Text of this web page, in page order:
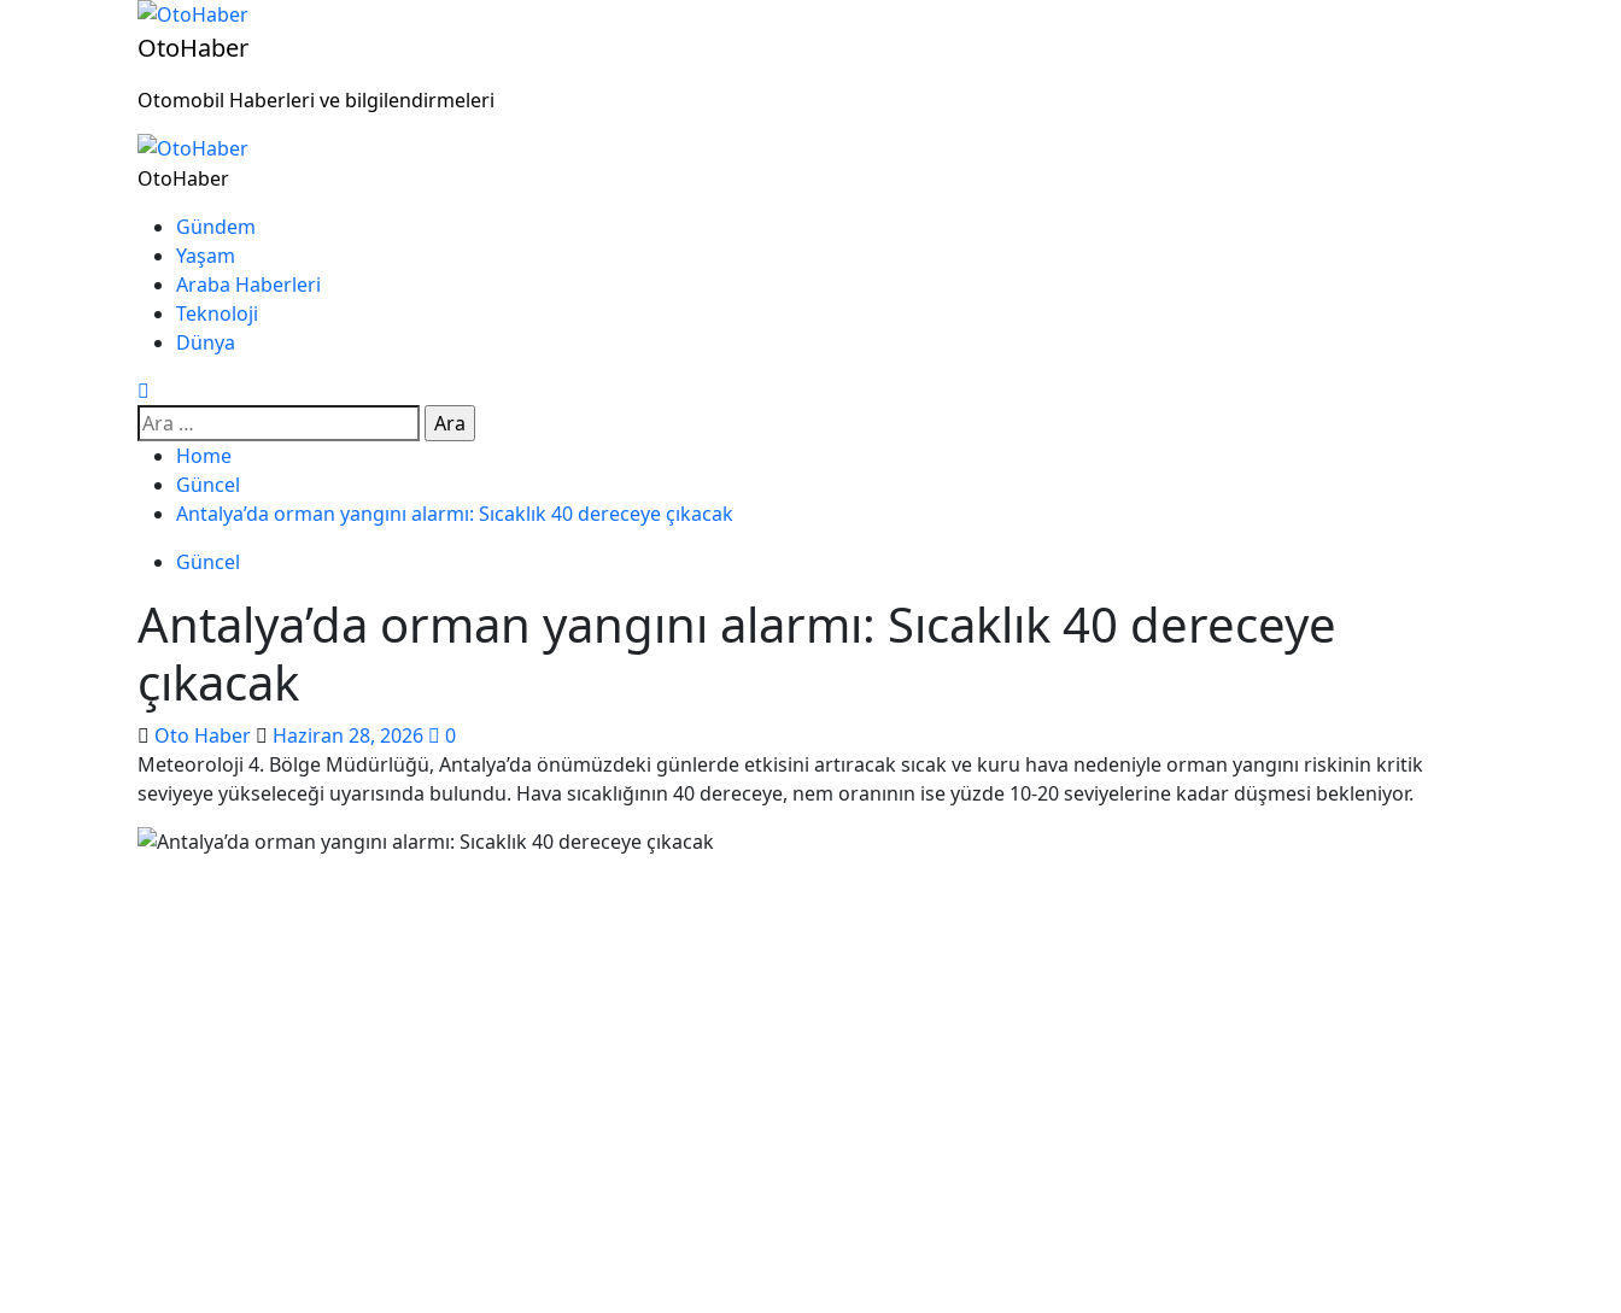
OtoHaber
Otomobil Haberleri ve bilgilendirmeleri
OtoHaber
Gündem
Yaşam
Araba Haberleri
Teknoloji
Dünya
Home
Güncel
Antalya’da orman yangını alarmı: Sıcaklık 40 dereceye çıkacak
Güncel
Antalya’da orman yangını alarmı: Sıcaklık 40 dereceye
çıkacak
Oto Haber Haziran 28, 2026
0
Meteoroloji 4. Bölge Müdürlüğü, Antalya’da önümüzdeki günlerde etkisini artıracak sıcak ve kuru hava nedeniyle orman yangını riskinin kritik
seviyeye yükseleceği uyarısında bulundu. Hava sıcaklığının 40 dereceye, nem oranının ise yüzde 10-20 seviyelerine kadar düşmesi bekleniyor.